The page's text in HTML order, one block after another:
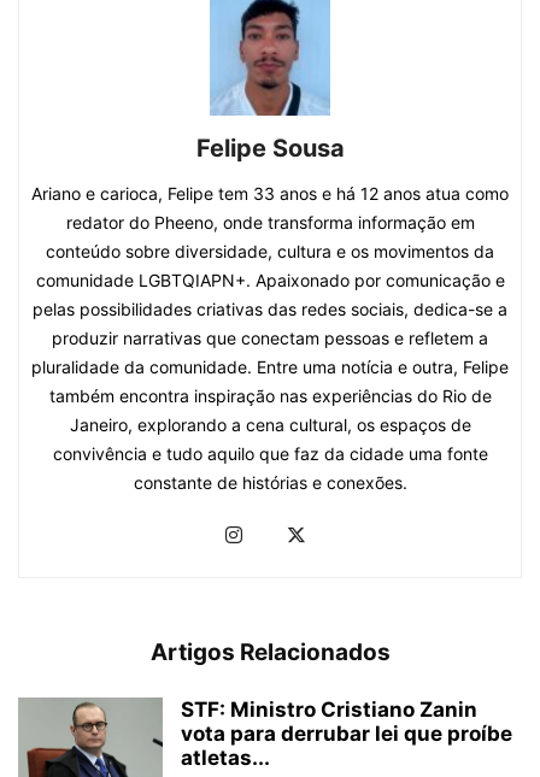
Felipe Sousa
Ariano e carioca, Felipe tem 33 anos e há 12 anos atua como
redator do Pheeno, onde transforma informação em
conteúdo sobre diversidade, cultura e os movimentos da
comunidade LGBTQIAPN+. Apaixonado por comunicação e
pelas possibilidades criativas das redes sociais, dedica-se a
produzir narrativas que conectam pessoas e refletem a
pluralidade da comunidade. Entre uma notícia e outra, Felipe
também encontra inspiração nas experiências do Rio de
Janeiro, explorando a cena cultural, os espaços de
convivência e tudo aquilo que faz da cidade uma fonte
constante de histórias e conexões.
Artigos Relacionados
STF: Ministro Cristiano Zanin
vota para derrubar lei que proíbe
atletas...